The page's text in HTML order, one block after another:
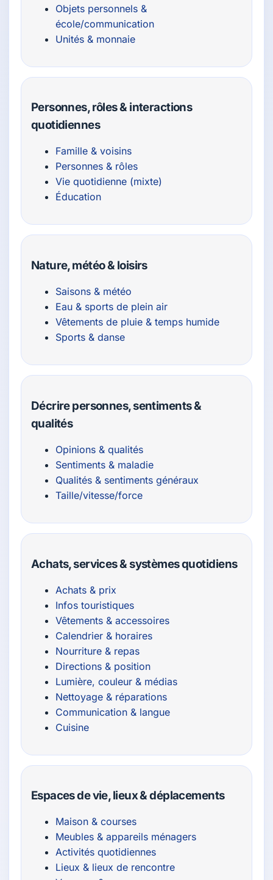
Objets personnels &
école/communication
Unités & monnaie
Personnes, rôles & interactions
quotidiennes
Famille & voisins
Personnes & rôles
Vie quotidienne (mixte)
Éducation
Nature, météo & loisirs
Saisons & météo
Eau & sports de plein air
Vêtements de pluie & temps humide
Sports & danse
Décrire personnes, sentiments &
qualités
Opinions & qualités
Sentiments & maladie
Qualités & sentiments généraux
Taille/vitesse/force
Achats, services & systèmes quotidiens
Achats & prix
Infos touristiques
Vêtements & accessoires
Calendrier & horaires
Nourriture & repas
Directions & position
Lumière, couleur & médias
Nettoyage & réparations
Communication & langue
Cuisine
Espaces de vie, lieux & déplacements
Maison & courses
Meubles & appareils ménagers
Activités quotidiennes
Lieux & lieux de rencontre